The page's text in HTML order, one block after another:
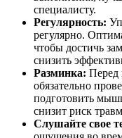
специалисту.
Регулярность:
регулярно.
чтобы достичь
снизить
Разминка: Перед
обязательно
подготовить
снизит риск
Слушайте свое